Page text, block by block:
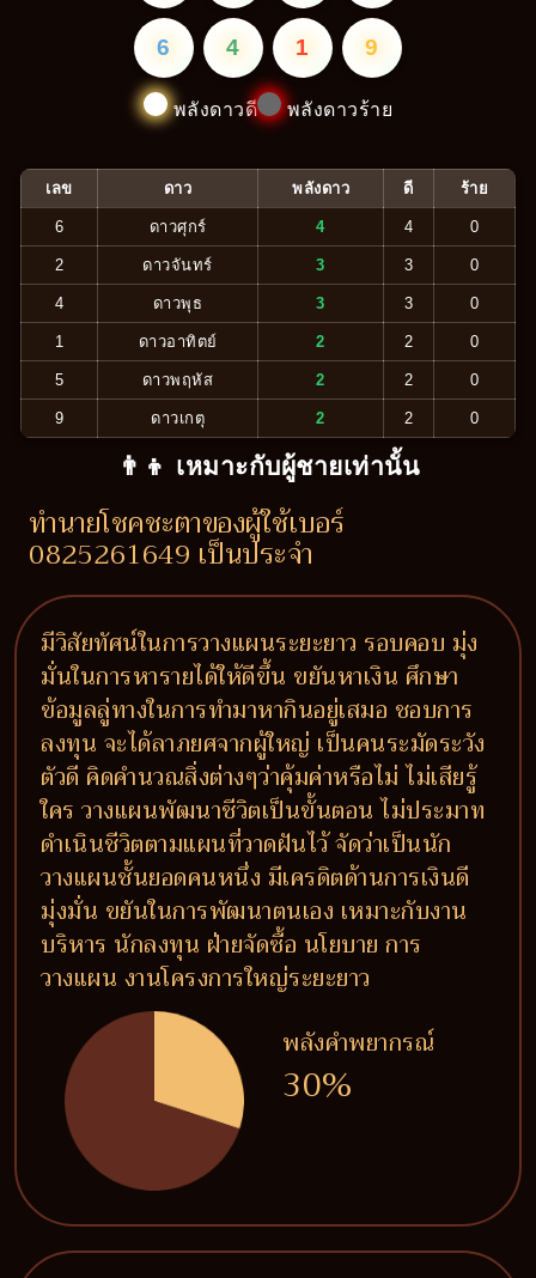
6 4 1 9
พลังดาวดี พลังดาวร้าย
เลข ดาว พลังดาว ดี ร้าย
6 ดาวศุกร์ 4 4 0
2 ดาวจันทร์ 3 3 0
4 ดาวพุธ 3 3 0
1 ดาวอาทิตย์ 2 2 0
5 ดาวพฤหัส 2 2 0
9 ดาวเกตุ 2 2 0
👨‍👦 เหมาะกับผู้ชายเท่านั้น
ทำนายโชคชะตาของผู้ใช้เบอร์
0825261649 เป็นประจำ
มีวิสัยทัศน์ในการวางแผนระยะยาว รอบคอบ มุ่ง
มั่นในการหารายได้ให้ดีขึ้น ขยันหาเงิน ศึกษา
ข้อมูลลู่ทางในการทำมาหากินอยู่เสมอ ชอบการ
ลงทุน จะได้ลาภยศจากผู้ใหญ่ เป็นคนระมัดระวัง
ตัวดี คิดคำนวณสิ่งต่างๆว่าคุ้มค่าหรือไม่ ไม่เสียรู้
ใคร วางแผนพัฒนาชีวิตเป็นขั้นตอน ไม่ประมาท
ดำเนินชีวิตตามแผนที่วาดฝันไว้ จัดว่าเป็นนัก
วางแผนชั้นยอดคนหนึ่ง มีเครดิตด้านการเงินดี
มุ่งมั่น ขยันในการพัฒนาตนเอง เหมาะกับงาน
บริหาร นักลงทุน ฝ่ายจัดซื้อ นโยบาย การ
วางแผน งานโครงการใหญ่ระยะยาว
พลังคำพยากรณ์
30%